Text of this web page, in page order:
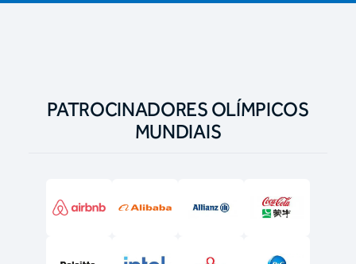
PATROCINADORES OLÍMPICOS
MUNDIAIS